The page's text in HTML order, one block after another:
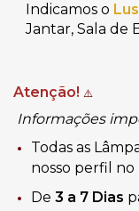
Indicamos o
Jantar, Sala de
Atenção! ⚠️
Informações
Todas as
nosso perfil no
De 3 a 7 Dias